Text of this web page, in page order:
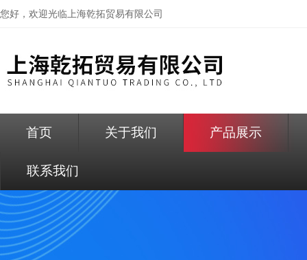
您好，欢迎光临上海乾拓贸易有限公司
首页 关于我们 产品展示
联系我们